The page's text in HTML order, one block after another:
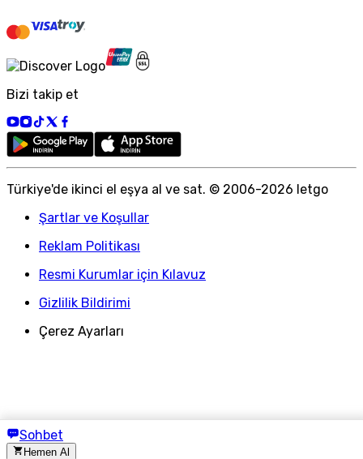
Sohbet
Hemen Al
Bizi takip et
Türkiye'de ikinci el eşya al ve sat. © 2006-2026 letgo
Şartlar ve Koşullar
Reklam Politikası
Resmi Kurumlar için Kılavuz
Gizlilik Bildirimi
Çerez Ayarları